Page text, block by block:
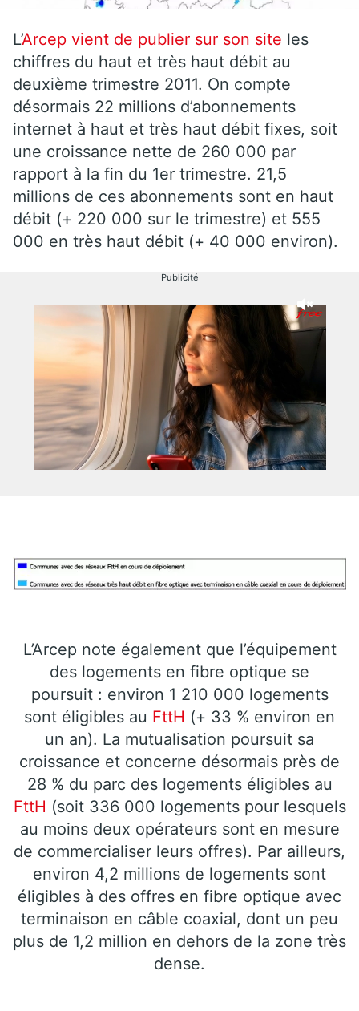
L’Arcep vient de publier sur son site les
chiffres du haut et très haut débit au
deuxième trimestre 2011. On compte
désormais 22 millions d’abonnements
internet à haut et très haut débit fixes, soit
une croissance nette de 260 000 par
rapport à la fin du 1er trimestre. 21,5
millions de ces abonnements sont en haut
débit (+ 220 000 sur le trimestre) et 555
000 en très haut débit (+ 40 000 environ).
Publicité
L’Arcep note également que l’équipement
des logements en fibre optique se
poursuit : environ 1 210 000 logements
sont éligibles au FttH (+ 33 % environ en
un an). La mutualisation poursuit sa
croissance et concerne désormais près de
28 % du parc des logements éligibles au
FttH (soit 336 000 logements pour lesquels
au moins deux opérateurs sont en mesure
de commercialiser leurs offres). Par ailleurs,
environ 4,2 millions de logements sont
éligibles à des offres en fibre optique avec
terminaison en câble coaxial, dont un peu
plus de 1,2 million en dehors de la zone très
dense.